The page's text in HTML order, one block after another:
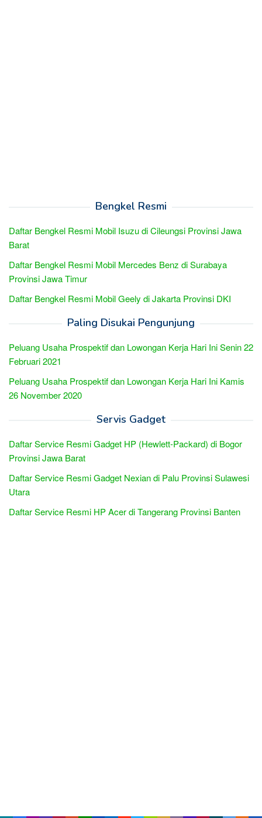
Bengkel Resmi
Daftar Bengkel Resmi Mobil Isuzu di Cileungsi Provinsi Jawa
Barat
Daftar Bengkel Resmi Mobil Mercedes Benz di Surabaya
Provinsi Jawa Timur
Daftar Bengkel Resmi Mobil Geely di Jakarta Provinsi DKI
Paling Disukai Pengunjung
Peluang Usaha Prospektif dan Lowongan Kerja Hari Ini Senin 22
Februari 2021
Peluang Usaha Prospektif dan Lowongan Kerja Hari Ini Kamis
26 November 2020
Servis Gadget
Daftar Service Resmi Gadget HP (Hewlett-Packard) di Bogor
Provinsi Jawa Barat
Daftar Service Resmi Gadget Nexian di Palu Provinsi Sulawesi
Utara
Daftar Service Resmi HP Acer di Tangerang Provinsi Banten